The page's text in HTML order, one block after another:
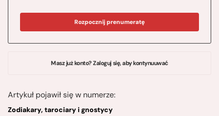
Rozpocznij prenumeratę
Masz już konto? Zaloguj się, aby kontynuuwać
Artykuł pojawił się w numerze:
Zodiakary, tarociary i gnostycy